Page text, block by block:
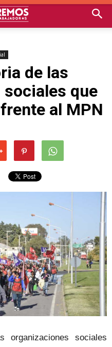
de las
que
al MPN
organizaciones sociales